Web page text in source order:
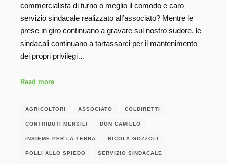
commercialista di turno o meglio il comodo e caro
servizio sindacale realizzato all’associato? Mentre le
prese in giro continuano a gravare sul nostro sudore, le
sindacali continuano a tartassarci per il mantenimento
dei propri privilegi…
Read more
AGRICOLTORI ASSOCIATO COLDIRETTI
CONTRIBUTI MENSILI DON CAMILLO
INSIEME PER LA TERRA NICOLA GOZZOLI
POLLI ALLO SPIEDO SERVIZIO SINDACALE